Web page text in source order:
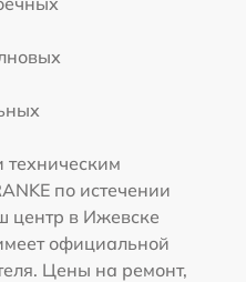
по истечении
центр в Ижевске
официальной
Цены на ремонт,